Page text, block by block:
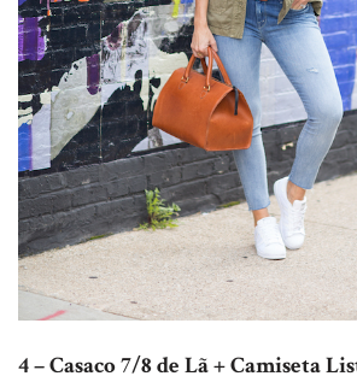
4 – Casaco 7/8 de Lã + Camiseta